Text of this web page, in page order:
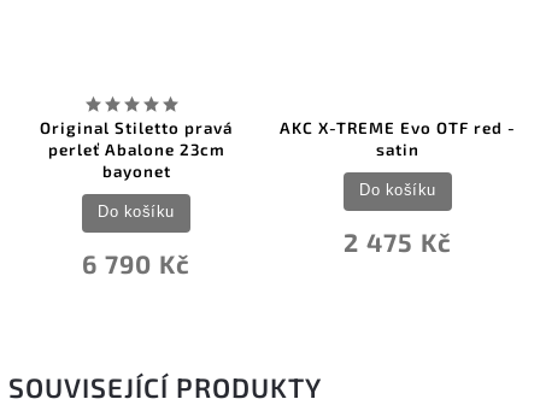
Original Stiletto pravá
perleť Abalone 23cm
bayonet
6 790 Kč
Do košíku
AKC X-TREME Evo OTF red -
satin
2 475 Kč
Do košíku
SOUVISEJÍCÍ PRODUKTY